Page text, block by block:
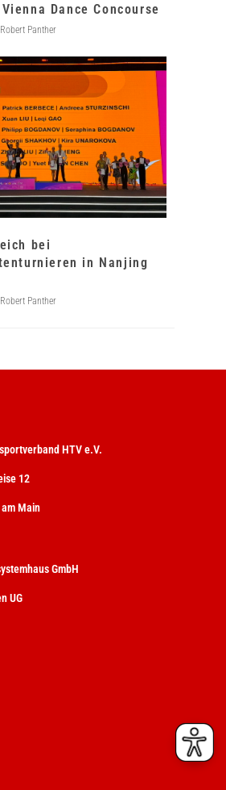
Dance Concourse
Robert Panther
bei
in Nanjing
Robert Panther
HTV e.V.
12
Main
GmbH
UG